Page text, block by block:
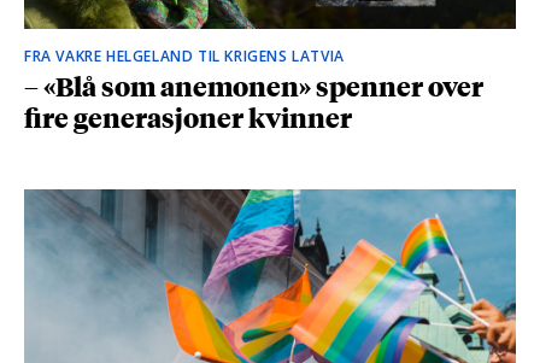
FRA VAKRE HELGELAND TIL KRIGENS LATVIA
– «Blå som anemonen» spenner over
fire generasjoner kvinner